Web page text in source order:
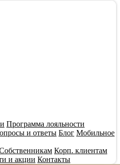
Программа лояльности
и ответы Блог Мобильное
Корп. клиентам
и акции Контакты